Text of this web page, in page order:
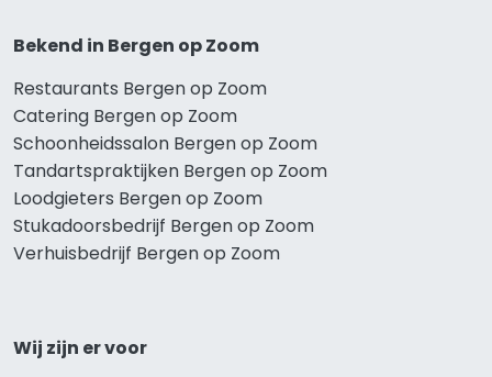
Bekend in Bergen op Zoom
Restaurants Bergen op Zoom
Catering Bergen op Zoom
Schoonheidssalon Bergen op Zoom
Tandartspraktijken Bergen op Zoom
Loodgieters Bergen op Zoom
Stukadoorsbedrijf Bergen op Zoom
Verhuisbedrijf Bergen op Zoom
Wij zijn er voor